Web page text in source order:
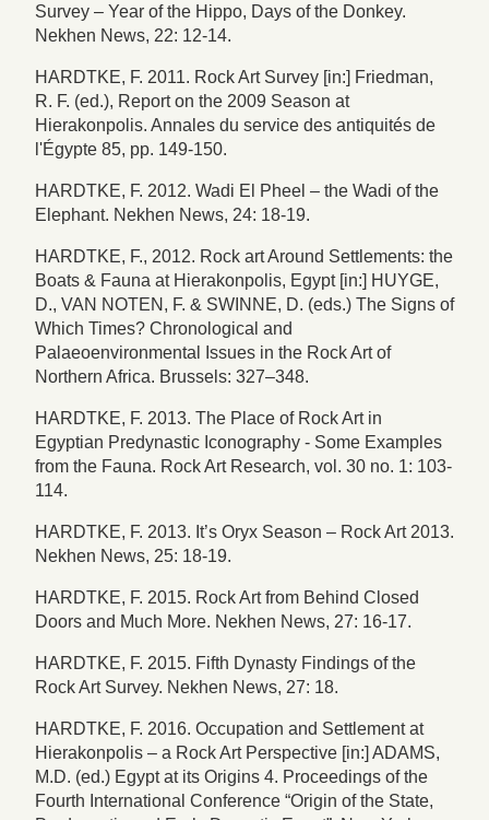
Survey – Year of the Hippo, Days of the Donkey.
Nekhen News, 22: 12-14.
HARDTKE, F. 2011. Rock Art Survey [in:] Friedman,
R. F. (ed.), Report on the 2009 Season at
Hierakonpolis. Annales du service des antiquités de
l'Égypte 85, pp. 149-150.
HARDTKE, F. 2012. Wadi El Pheel – the Wadi of the
Elephant. Nekhen News, 24: 18-19.
HARDTKE, F., 2012. Rock art Around Settlements: the
Boats & Fauna at Hierakonpolis, Egypt [in:] HUYGE,
D., VAN NOTEN, F. & SWINNE, D. (eds.) The Signs of
Which Times? Chronological and
Palaeoenvironmental Issues in the Rock Art of
Northern Africa. Brussels: 327–348.
HARDTKE, F. 2013. The Place of Rock Art in
Egyptian Predynastic Iconography - Some Examples
from the Fauna. Rock Art Research, vol. 30 no. 1: 103-
114.
HARDTKE, F. 2013. It’s Oryx Season – Rock Art 2013.
Nekhen News, 25: 18-19.
HARDTKE, F. 2015. Rock Art from Behind Closed
Doors and Much More. Nekhen News, 27: 16-17.
HARDTKE, F. 2015. Fifth Dynasty Findings of the
Rock Art Survey. Nekhen News, 27: 18.
HARDTKE, F. 2016. Occupation and Settlement at
Hierakonpolis – a Rock Art Perspective [in:] ADAMS,
M.D. (ed.) Egypt at its Origins 4. Proceedings of the
Fourth International Conference “Origin of the State,